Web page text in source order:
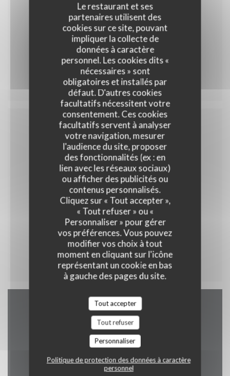
Le restaurant et ses
partenaires utilisent des
cookies sur ce site, pouvant
impliquer la collecte de
données à caractère
personnel. Les cookies dits «
nécessaires » sont
obligatoires et installés par
défaut. D'autres cookies
facultatifs nécessitent votre
consentement. Ces cookies
facultatifs servent à analyser
votre navigation, mesurer
l'audience du site, proposer
des fonctionnalités (ex : en
lien avec les réseaux sociaux)
ou afficher des publicités ou
contenus personnalisés.
Cliquez sur « Tout accepter »,
« Tout refuser » ou «
Personnaliser » pour gérer
vos préférences. Vous pouvez
modifier vos choix à tout
moment en cliquant sur l'icône
représentant un cookie en bas
à gauche des pages du site.
Tout accepter
Tout refuser
Personnaliser
Politique de protection des données à caractère
personnel
35,00 EUR
Menu 35
Menu enfant
10,00 EUR
Menu enfant
Accès/Contact
2 rue alphonse callais 76480 jumieges((ouvre une